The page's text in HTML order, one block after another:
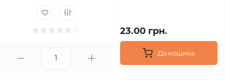
23.00 грн.
До кошика